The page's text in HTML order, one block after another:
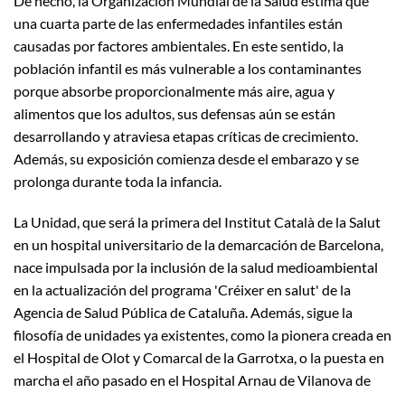
una cuarta parte de las enfermedades infantiles están
causadas por factores ambientales. En este sentido, la
población infantil es más vulnerable a los contaminantes
porque absorbe proporcionalmente más aire, agua y
alimentos que los adultos, sus defensas aún se están
desarrollando y atraviesa etapas críticas de crecimiento.
Además, su exposición comienza desde el embarazo y se
prolonga durante toda la infancia.
La Unidad, que será la primera del Institut Català de la Salut
en un hospital universitario de la demarcación de Barcelona,
nace impulsada por la inclusión de la salud medioambiental
en la actualización del programa 'Créixer en salut' de la
Agencia de Salud Pública de Cataluña. Además, sigue la
filosofía de unidades ya existentes, como la pionera creada en
el Hospital de Olot y Comarcal de la Garrotxa, o la puesta en
marcha el año pasado en el Hospital Arnau de Vilanova de